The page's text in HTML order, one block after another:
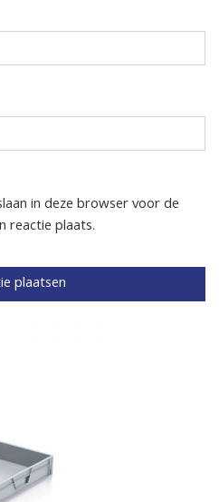
in deze browser voor de
reactie plaats.